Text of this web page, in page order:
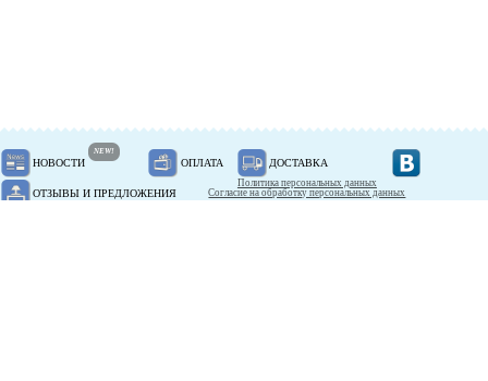
НОВОСТИ
NEW!
ОПЛАТА ДОСТАВКА
ОТЗЫВЫ И ПРЕДЛОЖЕНИЯ
Политика персональных данных
Согласие на обработку персональных данных